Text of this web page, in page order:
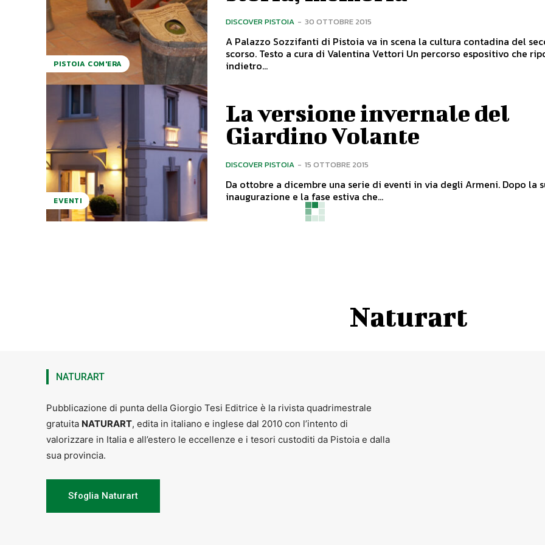
PISTOIA COM'ERA
DISCOVER PISTOIA - 30 OTTOBRE 2015
A Palazzo Sozzifanti di Pistoia va in scena la cultura contadina del
scorso. Testo a cura di Valentina Vettori Un percorso espositivo che riporta
indietro...
EVENTI
La versione invernale del
Giardino Volante
DISCOVER PISTOIA - 15 OTTOBRE 2015
Da ottobre a dicembre una serie di eventi in via degli Armeni. Dopo la sua
inaugurazione e la fase estiva che...
Naturart
NATURART
Pubblicazione di punta della Giorgio Tesi Editrice è la rivista quadrimestrale
gratuita NATURART, edita in italiano e inglese dal 2010 con l’intento di
valorizzare in Italia e all’estero le eccellenze e i tesori custoditi da Pistoia e dalla
sua provincia.
Sfoglia Naturart